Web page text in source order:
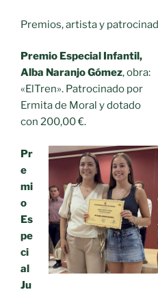
Premios, artista y
Premio Especial Infantil,
Alba Naranjo Gómez, obra:
«ElTren». Patrocinado por
Ermita de Moral y dotado
con 200,00 €.
Pr
e
mi
o
Es
pe
ci
al
Ju